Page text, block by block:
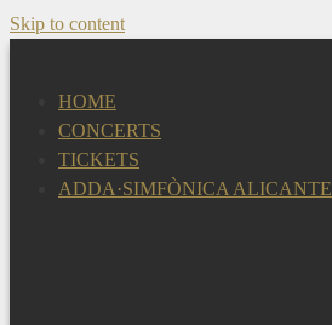
Skip to content
HOME
CONCERTS
TICKETS
ADDA·SIMFÒNICA ALICANTE